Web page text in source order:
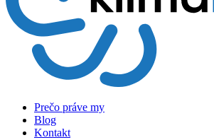
Prečo práve my
Blog
Kontakt